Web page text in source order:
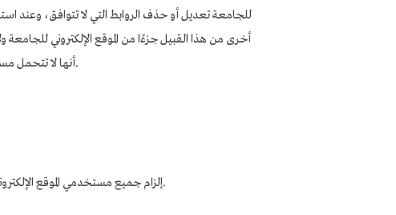
للجامعة تعديل أو حذف الروابط التي لا تتوافق، وعند
أخرى من هذا القبيل جزءًا من الموقع الإلكتروني للجامعة
أنها لا تتحمل مسؤولية المحتوى الوارد في هذه المواقع الإلكترونية الخارجية المتصلة بموقع الجامعة، ولا مسؤولية أي منتجات أو خدمات تعرضها.
إلزام جميع مستخدمي الموقع الإلكتروني للجامعة بمسؤولية الحفاظ على الخصوصية. وتُنَظِّم أيضًا سياسة الخصوصية لجميع الصفحات الإلكترونية التابعة للموقع.